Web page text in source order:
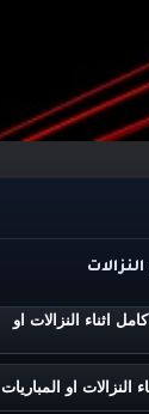
اثناء النزالات او
النزالات او المباريات